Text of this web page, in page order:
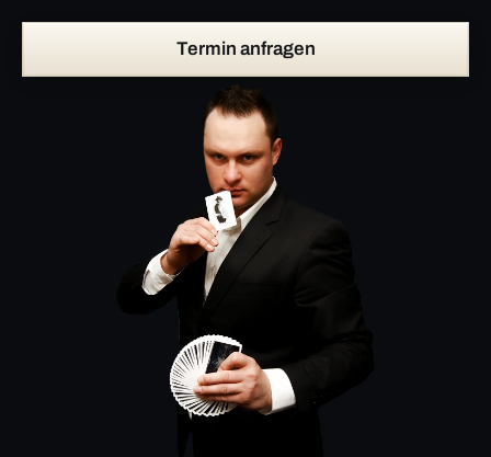
Termin anfragen